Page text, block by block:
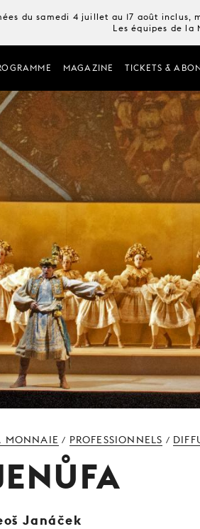
du samedi 4 juillet au 17 août
Les équipes de la
MAGAZINE TICKETS &
MONNAIE / PROFESSIONNELS /
Janáček